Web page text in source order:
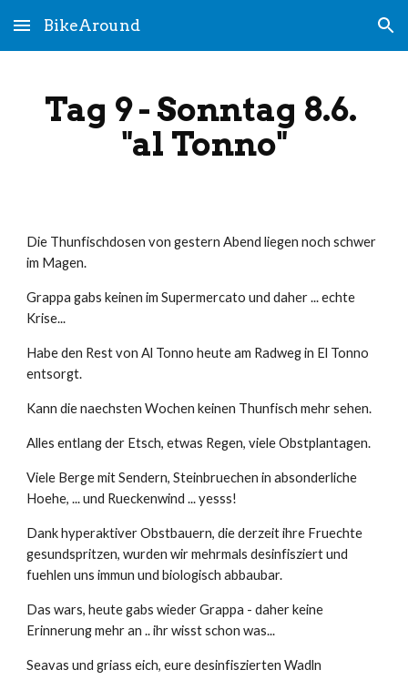
Skip to main content Skip to navigation
BikeAround
Tag 9 - Sonntag 8.6.
"al Tonno"
Die Thunfischdosen von gestern Abend liegen noch schwer
im Magen.
Grappa gabs keinen im Supermercato und daher ... echte
Krise...
Habe den Rest von Al Tonno heute am Radweg in El Tonno
entsorgt.
Kann die naechsten Wochen keinen Thunfisch mehr sehen.
Alles entlang der Etsch, etwas Regen, viele Obstplantagen.
Viele Berge mit Sendern, Steinbruechen in absonderliche
Hoehe, ... und Rueckenwind ... yesss!
Dank hyperaktiver Obstbauern, die derzeit ihre Fruechte
gesundspritzen, wurden wir mehrmals desinfisziert und
fuehlen uns immun und biologisch abbaubar.
Das wars, heute gabs wieder Grappa - daher keine
Erinnerung mehr an .. ihr wisst schon was...
Seavas und griass eich, eure desinfiszierten Wadln